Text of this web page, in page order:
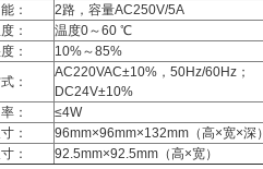
：
2路，容量AC250V/5A
：
温度0～60 ℃
：
10%～85%
：
AC220VAC±10%，50Hz/60Hz；
DC24V±10%
：
≤4W
：
96mm×96mm×132mm（高×宽×深）
：
92.5mm×92.5mm（高×宽）